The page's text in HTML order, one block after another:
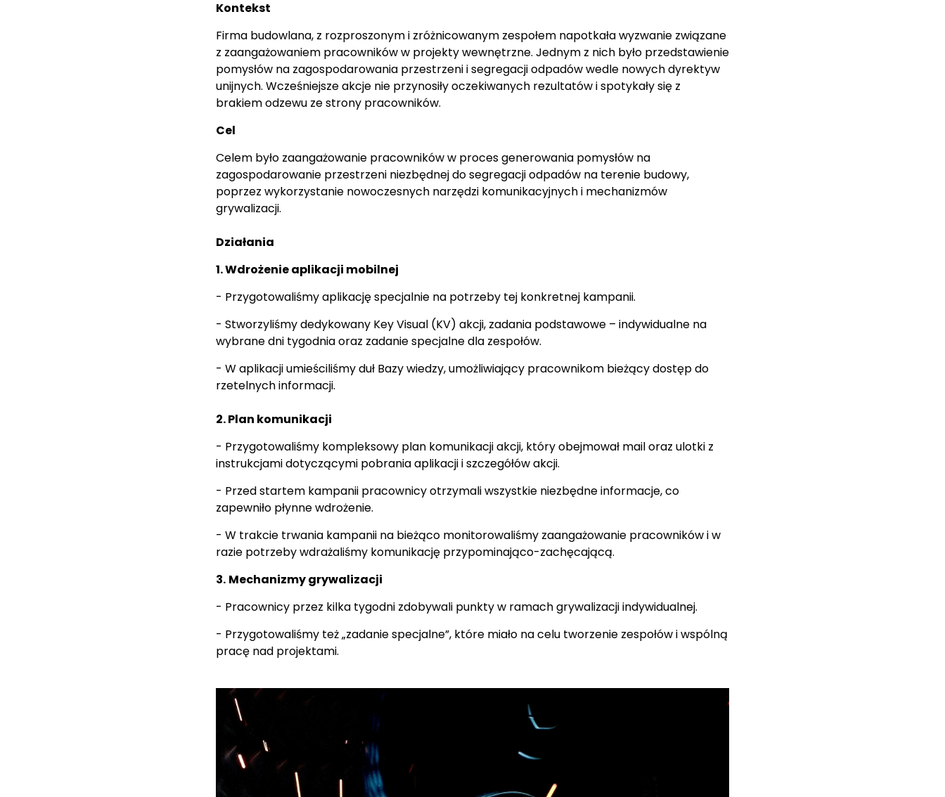
Kontekst
Firma budowlana, z rozproszonym i zróżnicowanym zespołem napotkała wyzwanie związane
z zaangażowaniem pracowników w projekty wewnętrzne. Jednym z nich było przedstawienie
pomysłów na zagospodarowania przestrzeni i segregacji odpadów wedle nowych dyrektyw
unijnych. Wcześniejsze akcje nie przynosiły oczekiwanych rezultatów i spotykały się z
brakiem odzewu ze strony pracowników.
Cel
Celem było zaangażowanie pracowników w proces generowania pomysłów na
zagospodarowanie przestrzeni niezbędnej do segregacji odpadów na terenie budowy,
poprzez wykorzystanie nowoczesnych narzędzi komunikacyjnych i mechanizmów
grywalizacji.
Działania
1. Wdrożenie aplikacji mobilnej
- Przygotowaliśmy aplikację specjalnie na potrzeby tej konkretnej kampanii.
- Stworzyliśmy dedykowany Key Visual (KV) akcji, zadania podstawowe – indywidualne na
wybrane dni tygodnia oraz zadanie specjalne dla zespołów.
- W aplikacji umieściliśmy duł Bazy wiedzy, umożliwiający pracownikom bieżący dostęp do
rzetelnych informacji.
2. Plan komunikacji
- Przygotowaliśmy kompleksowy plan komunikacji akcji, który obejmował mail oraz ulotki z
instrukcjami dotyczącymi pobrania aplikacji i szczegółów akcji.
- Przed startem kampanii pracownicy otrzymali wszystkie niezbędne informacje, co
zapewniło płynne wdrożenie.
- W trakcie trwania kampanii na bieżąco monitorowaliśmy zaangażowanie pracowników i w
razie potrzeby wdrażaliśmy komunikację przypominająco-zachęcającą.
3. Mechanizmy grywalizacji
- Pracownicy przez kilka tygodni zdobywali punkty w ramach grywalizacji indywidualnej.
- Przygotowaliśmy też „zadanie specjalne”, które miało na celu tworzenie zespołów i wspólną
pracę nad projektami.